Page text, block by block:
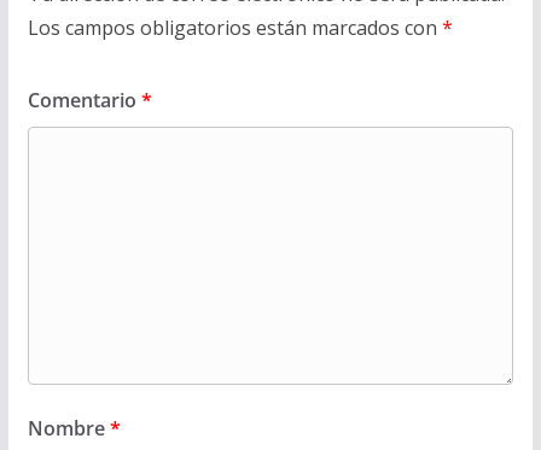
Los campos obligatorios están marcados con *
Comentario *
Nombre*